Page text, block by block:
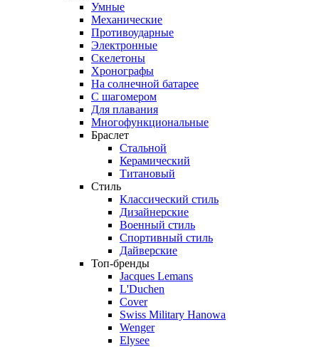
Умные
Механические
Противоударные
Электронные
Скелетоны
Хронографы
На солнечной батарее
С шагомером
Для плавания
Многофункциональные
Браслет
Стальной
Керамический
Титановый
Стиль
Классический стиль
Дизайнерские
Военный стиль
Спортивный стиль
Дайверские
Топ-бренды
Jacques Lemans
L'Duchen
Cover
Swiss Military Hanowa
Wenger
Elysee